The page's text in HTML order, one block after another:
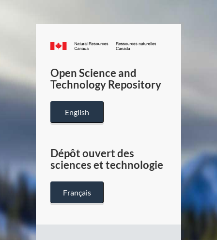
Canada.ca
/
Canada
Open Science and
Technology Repository
English
Dépôt ouvert des
sciences et technologie
Français